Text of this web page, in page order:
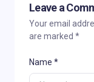
Leave a
Your email
are marked *
Name *